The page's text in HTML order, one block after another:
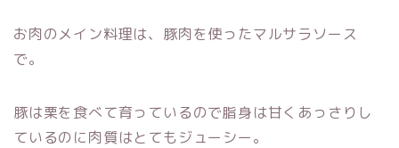
お肉のメイン料理は、豚肉を使ったマルサラソース
で。
豚は栗を食べて育っているので脂身は甘くあっさりし
ているのに肉質はとてもジューシー。